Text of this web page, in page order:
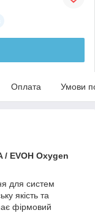
Оплата Умови
/ EVOH Oxygen
для систем
якість та
фірмовий